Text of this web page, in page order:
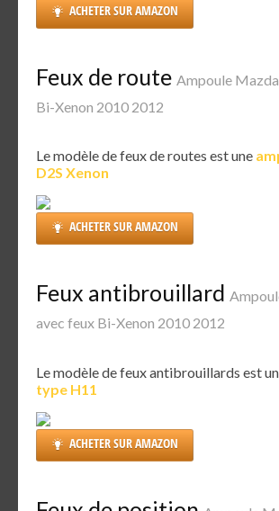
ACHETER SUR AMAZON
Feux de route Ampoule
Bi-Xenon 2010 2012
Le modèle de feux de routes est une
D2S Xenon
ACHETER SUR AMAZON
Feux antibrouillard
avec feux Bi-Xenon 2010 2012
Le modèle de feux antibrouillards est
type H11
ACHETER SUR AMAZON